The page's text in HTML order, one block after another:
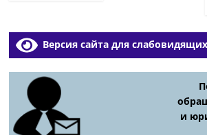
Версия сайта для слабовидящих
и